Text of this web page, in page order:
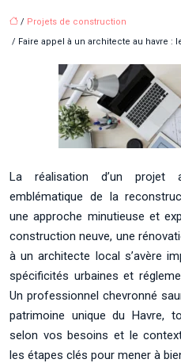
/ Projets de construction
/ Faire appel à un architecte au havre :
La réalisation d’un projet
emblématique de la
une approche minutieuse et
construction neuve, une
à un architecte local s’avère
spécificités urbaines et
Un professionnel chevronné
patrimoine unique du Havre,
selon vos besoins et le
les étapes clés pour mener à